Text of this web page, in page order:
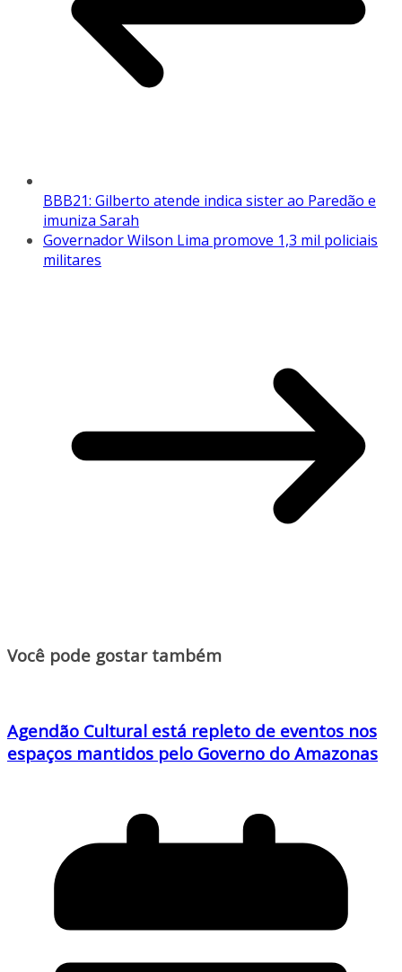
BBB21: Gilberto atende indica sister ao Paredão e
imuniza Sarah
Governador Wilson Lima promove 1,3 mil policiais
militares
Você pode gostar também
Agendão Cultural está repleto de eventos nos
espaços mantidos pelo Governo do Amazonas